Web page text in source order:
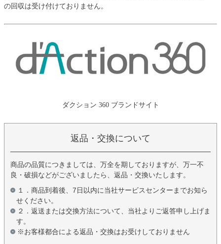
の回収は受け付けておりません。
ダクション 360 ブランドサイト
返品・交換について
商品の品質につきましては、万全を期しておりますが、万一不
良・破損などがございましたら、返品・交換いたします。
１．商品到着後、7日以内に当社サービスセンターまでお知ら
せください。
２．返送または交換方法について、当社よりご返答申し上げま
す。
※お客様都合による返品・交換はお受けしておりません